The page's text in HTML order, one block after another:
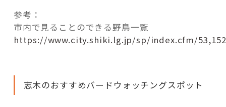
参考：
市内で見ることのできる野鳥一覧
https://www.city.shiki.lg.jp/sp/index.cfm/
志木のおすすめバードウォッチングスポット